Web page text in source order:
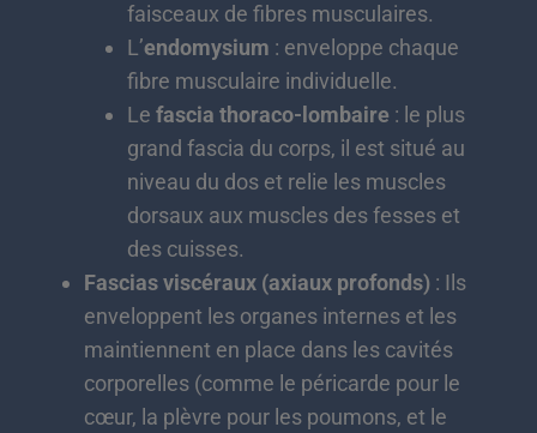
faisceaux de fibres musculaires.
L’endomysium : enveloppe chaque
fibre musculaire individuelle.
Le fascia thoraco-lombaire : le plus
grand fascia du corps, il est situé au
niveau du dos et relie les muscles
dorsaux aux muscles des fesses et
des cuisses.
Fascias viscéraux (axiaux profonds) : Ils
enveloppent les organes internes et les
maintiennent en place dans les cavités
corporelles (comme le péricarde pour le
cœur, la plèvre pour les poumons, et le